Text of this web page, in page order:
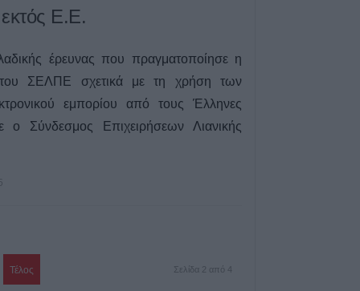
Ε.Ε.
έρευνας που πραγματοποίησε η
του ΣΕΛΠΕ σχετικά με τη χρήση των
εμπορίου από τους Έλληνες
ο Σύνδεσμος Επιχειρήσεων Λιανικής
Τέλος Σελίδα 2 από 4